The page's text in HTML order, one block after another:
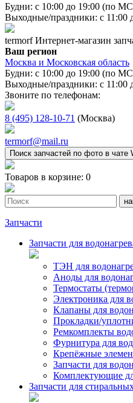
Будни: с 10:00 до 19:00 (по
Выходные/праздники: с
termorf Интернет-магазин
Ваш регион
Москва и Московская область
Будни: с 10:00 до 19:00 (по
Выходные/праздники: с
Звоните по телефонам:
8 (495) 128-10-71 (Москва)
termorf@mail.ru
Поиск запчастей по фото в чате
Товаров в корзине: 0
Запчасти
Запчасти для
ТЭН для
Аноды для
Термостаты
Электроника для
Клапаны для
Прокладки/
Ремкомплекты
Фурнитура для
Крепёжные
Запчасти для
Комплектующие
Запчасти для